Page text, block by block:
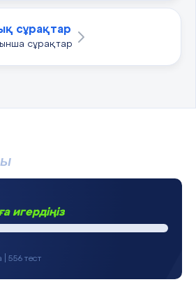
сұрақтар
сұрақтар
игердіңіз
| 556 тест